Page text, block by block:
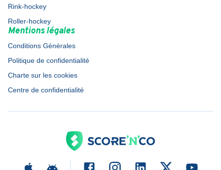
Rink-hockey
Roller-hockey
Mentions légales
Conditions Générales
Politique de confidentialité
Charte sur les cookies
Centre de confidentialité